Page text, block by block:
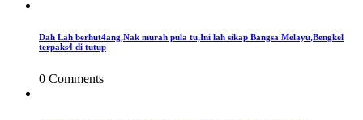
Dah Lah berhut4ang,Nak murah pula tu,Ini lah sikap Bangsa Melayu,Bengkel
terpaks4 di tutup
0 Comments